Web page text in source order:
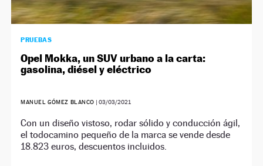
PRUEBAS
Opel Mokka, un SUV urbano a la carta:
gasolina, diésel y eléctrico
MANUEL GÓMEZ BLANCO |03/03/2021
Con un diseño vistoso, rodar sólido y conducción ágil,
el todocamino pequeño de la marca se vende desde
18.823 euros, descuentos incluidos.